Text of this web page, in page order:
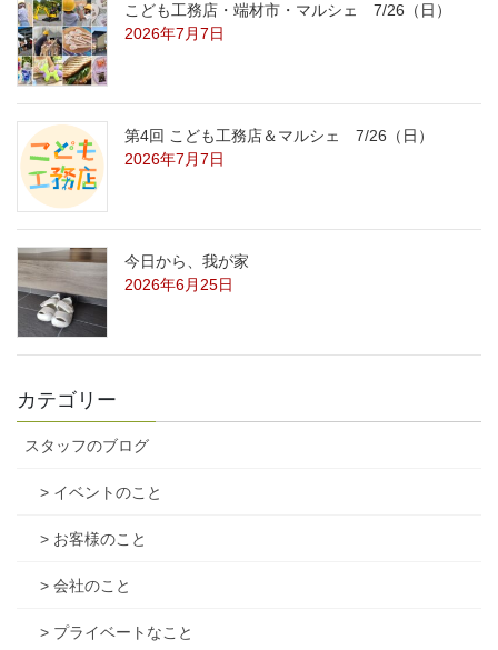
こども工務店・端材市・マルシェ 7/26（日）
2026年7月7日
第4回 こども工務店＆マルシェ 7/26（日）
2026年7月7日
今日から、我が家
2026年6月25日
カテゴリー
スタッフのブログ
> イベントのこと
> お客様のこと
> 会社のこと
> プライベートなこと